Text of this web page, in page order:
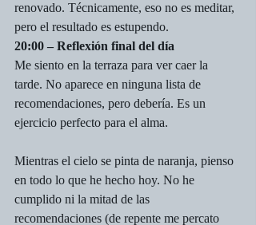
renovado. Técnicamente, eso no es meditar,
pero el resultado es estupendo.
20:00 – Reflexión final del día
Me siento en la terraza para ver caer la
tarde. No aparece en ninguna lista de
recomendaciones, pero debería. Es un
ejercicio perfecto para el alma.
Mientras el cielo se pinta de naranja, pienso
en todo lo que he hecho hoy. No he
cumplido ni la mitad de las
recomendaciones (de repente me percato